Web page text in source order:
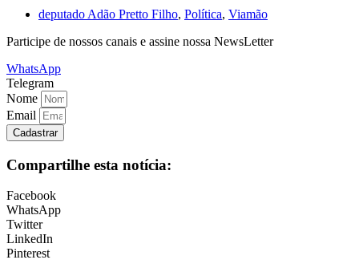
deputado Adão Pretto Filho, Política, Viamão
Participe de nossos canais e assine nossa NewsLetter
WhatsApp
Telegram
Nome
Email
Cadastrar
Compartilhe esta notícia:
Facebook
WhatsApp
Twitter
LinkedIn
Pinterest